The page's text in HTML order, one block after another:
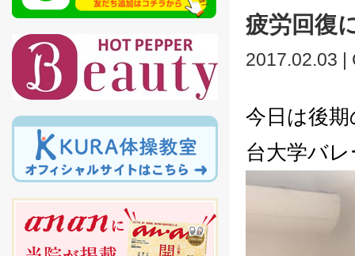
疲労回復
2017.02.03
今日は後
台大学バ